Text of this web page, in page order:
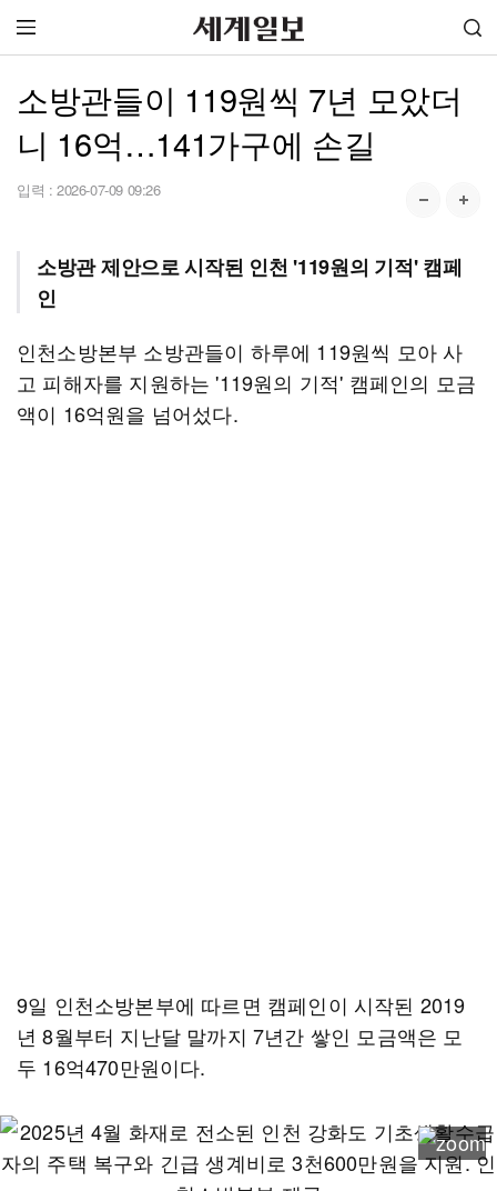
소방관들이 119원씩 7년 모았더
니 16억…141가구에 손길
입력 : 2026-07-09 09:26
소방관 제안으로 시작된 인천 '119원의 기적' 캠페
인
인천소방본부 소방관들이 하루에 119원씩 모아 사
고 피해자를 지원하는 '119원의 기적' 캠페인의 모금
액이 16억원을 넘어섰다.
9일 인천소방본부에 따르면 캠페인이 시작된 2019
년 8월부터 지난달 말까지 7년간 쌓인 모금액은 모
두 16억470만원이다.